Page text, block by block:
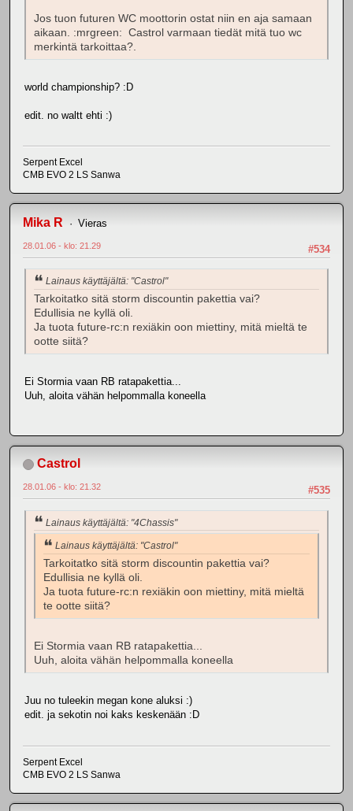
Jos tuon futuren WC moottorin ostat niin en aja samaan
aikaan. :mrgreen: Castrol varmaan tiedät mitä tuo wc
merkintä tarkoittaa?.
world championship? :D
edit. no waltt ehti :)
Serpent Excel
CMB EVO 2 LS Sanwa
Mika R Vieras
#534
28.01.06 - klo: 21.29
Lainaus käyttäjältä: "Castrol"
Tarkoitatko sitä storm discountin pakettia vai?
Edullisia ne kyllä oli.
Ja tuota future-rc:n rexiäkin oon miettiny, mitä mieltä te
ootte siitä?
Ei Stormia vaan RB ratapakettia...
Uuh, aloita vähän helpommalla koneella
Castrol
#535
28.01.06 - klo: 21.32
Lainaus käyttäjältä: "4Chassis"
Lainaus käyttäjältä: "Castrol"
Tarkoitatko sitä storm discountin pakettia vai?
Edullisia ne kyllä oli.
Ja tuota future-rc:n rexiäkin oon miettiny, mitä mieltä
te ootte siitä?
Ei Stormia vaan RB ratapakettia...
Uuh, aloita vähän helpommalla koneella
Juu no tuleekin megan kone aluksi :)
edit. ja sekotin noi kaks keskenään :D
Serpent Excel
CMB EVO 2 LS Sanwa